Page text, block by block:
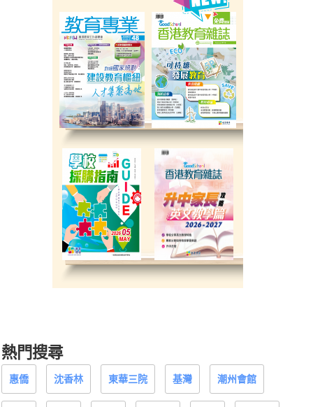
熱門搜尋
惠僑 沈香林 東華三院 基灣 潮州會館